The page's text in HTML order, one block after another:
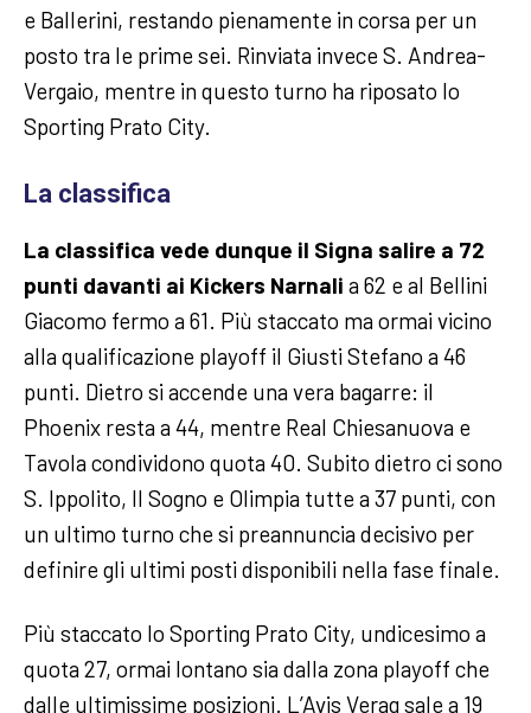
e Ballerini, restando pienamente in corsa per un
posto tra le prime sei. Rinviata invece S. Andrea-
Vergaio, mentre in questo turno ha riposato lo
Sporting Prato City.
La classifica
La classifica vede dunque il Signa salire a 72
punti davanti ai Kickers Narnali a 62 e al Bellini
Giacomo fermo a 61. Più staccato ma ormai vicino
alla qualificazione playoff il Giusti Stefano a 46
punti. Dietro si accende una vera bagarre: il
Phoenix resta a 44, mentre Real Chiesanuova e
Tavola condividono quota 40. Subito dietro ci sono
S. Ippolito, Il Sogno e Olimpia tutte a 37 punti, con
un ultimo turno che si preannuncia decisivo per
definire gli ultimi posti disponibili nella fase finale.
Più staccato lo Sporting Prato City, undicesimo a
quota 27, ormai lontano sia dalla zona playoff che
dalle ultimissime posizioni. L’Avis Verag sale a 19